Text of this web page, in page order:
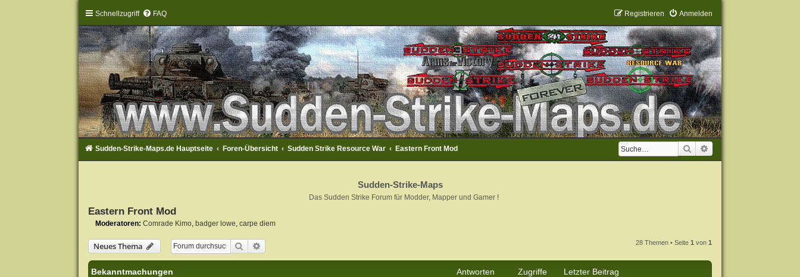
Schnellzugriff FAQ Anmelden
Registrieren
Suche
Sudden-Strike-Maps.de Hauptseite Foren-Übersicht Sudden Strike Resource War Eastern Front Mod
Sudden-Strike-Maps
Das Sudden Strike Forum für Modder, Mapper und Gamer !
Eastern Front Mod
Moderatoren: Comrade Kimo, badger lowe carpe diem
Neues Thema Suche 28 Themen • Seite1 von1
Bekanntmachungen Antworten Zugriffe
Letzter Beitrag